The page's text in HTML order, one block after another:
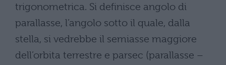
trigonometrica. Si definisce angolo di
parallasse, l’angolo sotto il quale, dalla
stella, si vedrebbe il semiasse maggiore
dell’orbita terrestre e parsec (parallasse –